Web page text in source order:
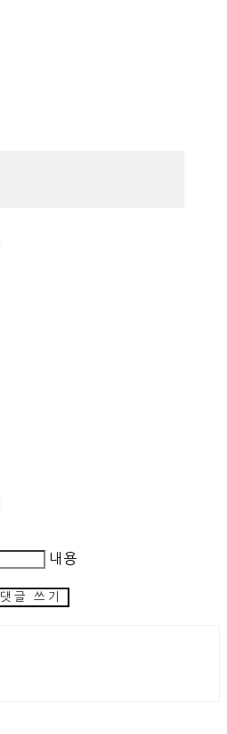
내용
댓글 쓰기